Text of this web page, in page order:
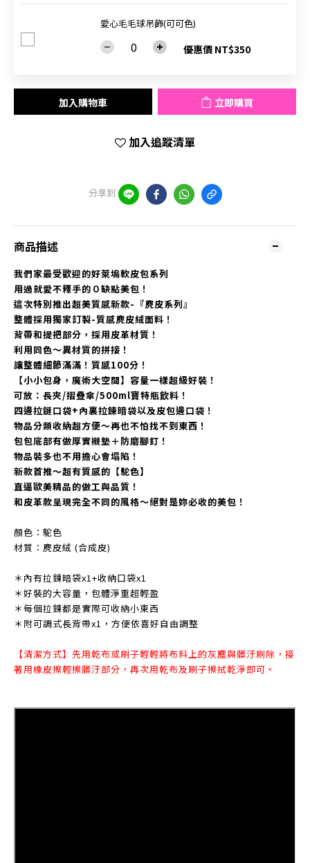
愛心毛毛球吊飾(可可色)
優惠價 NT$350
加入購物車 立即購買
加入追蹤清單
分享到
商品描述
我們家最受歡迎的好萊塢軟皮包系列
用過就愛不釋手的０缺點美包！
這次特別推出超美質感新款-『麂皮系列』
整體採用獨家訂製-質感麂皮絨面料！
背帶和提把部分，採用皮革材質！
利用同色～異材質的拼接！
讓整體細節滿滿！質感100分！
【小小包身，魔術大空間】容量一樣超級好裝！
可放：長夾/摺疊傘/500ml寶特瓶飲料！
四邊拉鏈口袋+內裏拉鍊暗袋以及皮包邊口袋！
物品分類收納超方便～再也不怕找不到東西！
包包底部有做厚實襯墊＋防磨腳釘！
物品裝多也不用擔心會塌陷！
新款首推～超有質感的【駝色】
直逼歐美精品的做工與品質！
和皮革款呈現完全不同的風格～絕對是妳必收的美包！
顏色：駝色
材質：麂皮絨 (合成皮)
＊內有拉鍊暗袋x1+收納口袋x1
＊好裝的大容量，包體淨重超輕盈
＊每個拉鍊都是實際可收納小東西
＊附可調式長背帶x1，方便依喜好自由調整
【清潔方式】先用乾布或刷子輕輕將布料上的灰塵與髒汙刷除，接
著用橡皮擦輕擦髒汙部分，再次用乾布及刷子擦拭乾淨即可。